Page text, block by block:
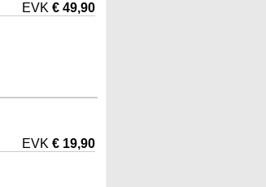
EVK € 49,90
EVK € 19,90